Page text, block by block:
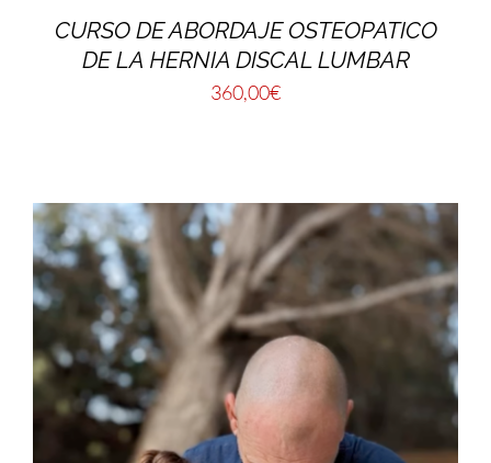
CURSO DE ABORDAJE OSTEOPATICO
DE LA HERNIA DISCAL LUMBAR
360,00€